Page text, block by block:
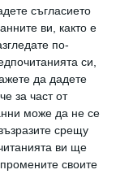
съгласието
ви, както е
по-
си,
да дадете
за част от
може да не се
срещу
ви ще
своите
детето
силите му
я
че
на грешки